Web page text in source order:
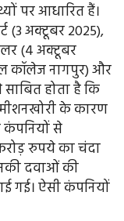
पर आधारित हैं।
(3 अक्टूबर 2025),
(4 अक्टूबर
कॉलेज नागपुर) और
होता है कि
के कारण
कंपनियों से
रुपये का चंदा
दवाओं की
गई। ऐसी कंपनियों